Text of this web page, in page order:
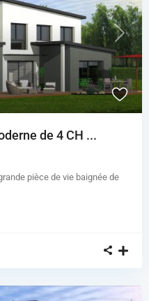
Next
de 4 CH ...
pièce de vie baignée de